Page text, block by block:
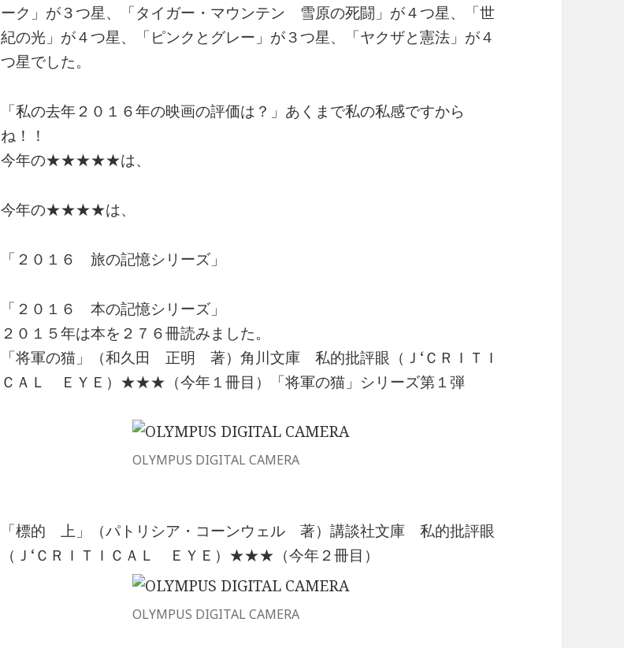
ーク」が３つ星、「タイガー・マウンテン 雪原の死闘」が４つ星、「世
紀の光」が４つ星、「ピンクとグレー」が３つ星、「ヤクザと憲法」が４
つ星でした。
「私の去年２０１６年の映画の評価は？」あくまで私の私感ですから
ね！！
今年の★★★★★は、
今年の★★★★は、
「２０１６ 旅の記憶シリーズ」
「２０１６ 本の記憶シリーズ」
２０１５年は本を２７６冊読みました。
「将軍の猫」（和久田 正明 著）角川文庫 私的批評眼（Ｊ‘ＣＲＩＴＩ
ＣＡＬ ＥＹＥ）★★★（今年１冊目）「将軍の猫」シリーズ第１弾
OLYMPUS DIGITAL CAMERA
「標的 上」（パトリシア・コーンウェル 著）講談社文庫 私的批評眼
（Ｊ‘ＣＲＩＴＩＣＡＬ ＥＹＥ）★★★（今年２冊目）
OLYMPUS DIGITAL CAMERA